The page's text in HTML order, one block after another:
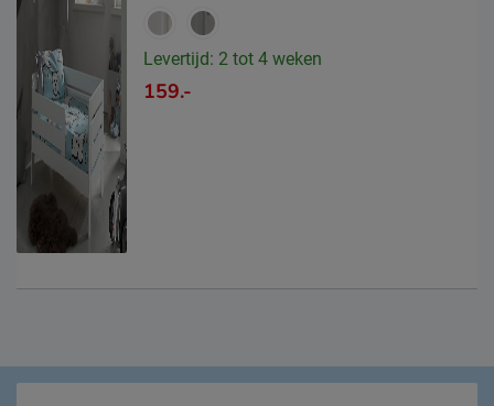
Levertijd: 2 tot 4 weken
159.-